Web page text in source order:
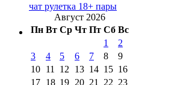
чат рулетка 18+ пары
Август 2026
Пн Вт Ср Чт Пт Сб Вс
1
2
3
4 5 6 7 8
9
10 11 12 13 14 15 16
17 18 19 20 21 22 23